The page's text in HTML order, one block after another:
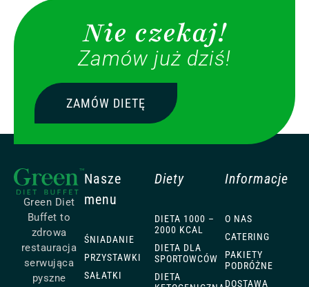
Nie czekaj!
Zamów już dziś!
ZAMÓW DIETĘ
Green Diet
Buffet to
zdrowa
restauracja
serwująca
pyszne
Nasze
menu
ŚNIADANIE
PRZYSTAWKI
SAŁATKI
Diety
DIETA 1000 –
2000 KCAL
DIETA DLA
SPORTOWCÓW
DIETA
Informacje
O NAS
CATERING
PAKIETY
PODRÓŻNE
DOSTAWA